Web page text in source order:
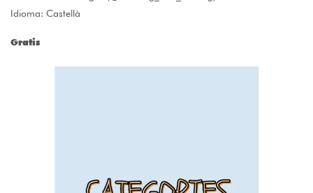
Idioma: Castellà
Gratis